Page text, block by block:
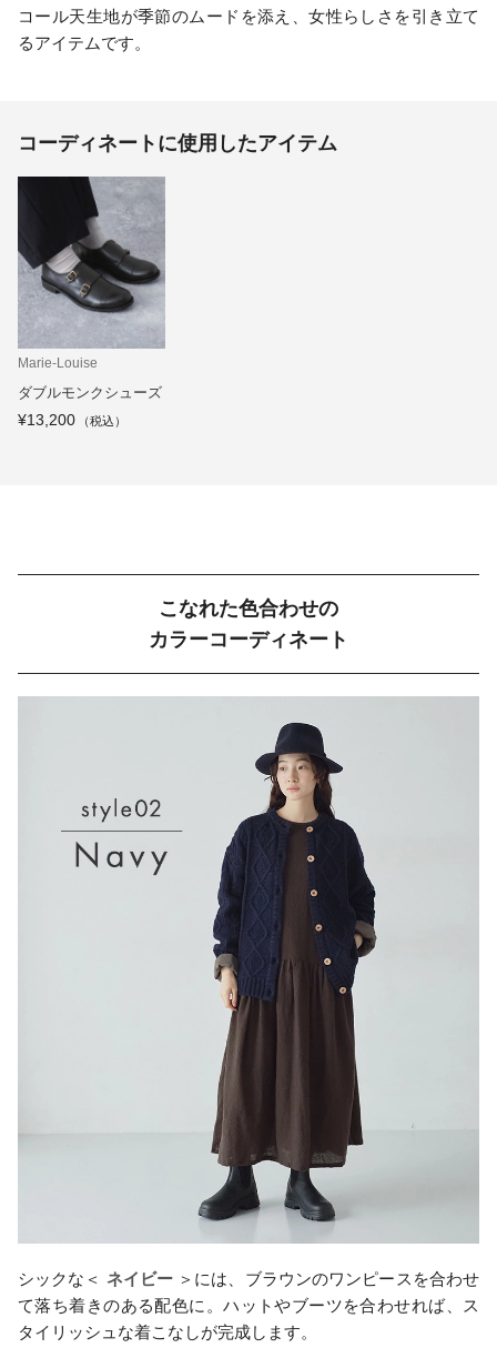
コール天生地が季節のムードを添え、女性らしさを引き立て
るアイテムです。
コーディネートに使用したアイテム
Marie-Louise
ダブルモンクシューズ
¥13,200
こなれた色合わせの
カラーコーディネート
シックな＜ ネイビー ＞には、ブラウンのワンピースを合わせ
て落ち着きのある配色に。ハットやブーツを合わせれば、ス
タイリッシュな着こなしが完成します。